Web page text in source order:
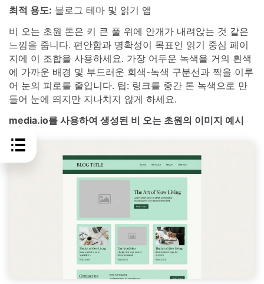
최적 용도: 블로그 테마 및 읽기 앱
비 오는 초원 톤은 키 큰 풀 위에 안개가 내려앉는 것 같은
느낌을 줍니다. 편안함과 명확성이 목표인 읽기 중심 페이
지에 이 조합을 사용하세요. 가장 어두운 녹색을 거의 흰색
에 가까운 배경 및 부드러운 회색-녹색 구분선과 짝을 이루
어 눈의 피로를 줄입니다. 팁: 링크를 중간 톤 녹색으로 만
들어 눈에 띄지만 지나치지 않게 하세요.
media.io를 사용하여 생성된 비 오는 초원의 이미지 예시